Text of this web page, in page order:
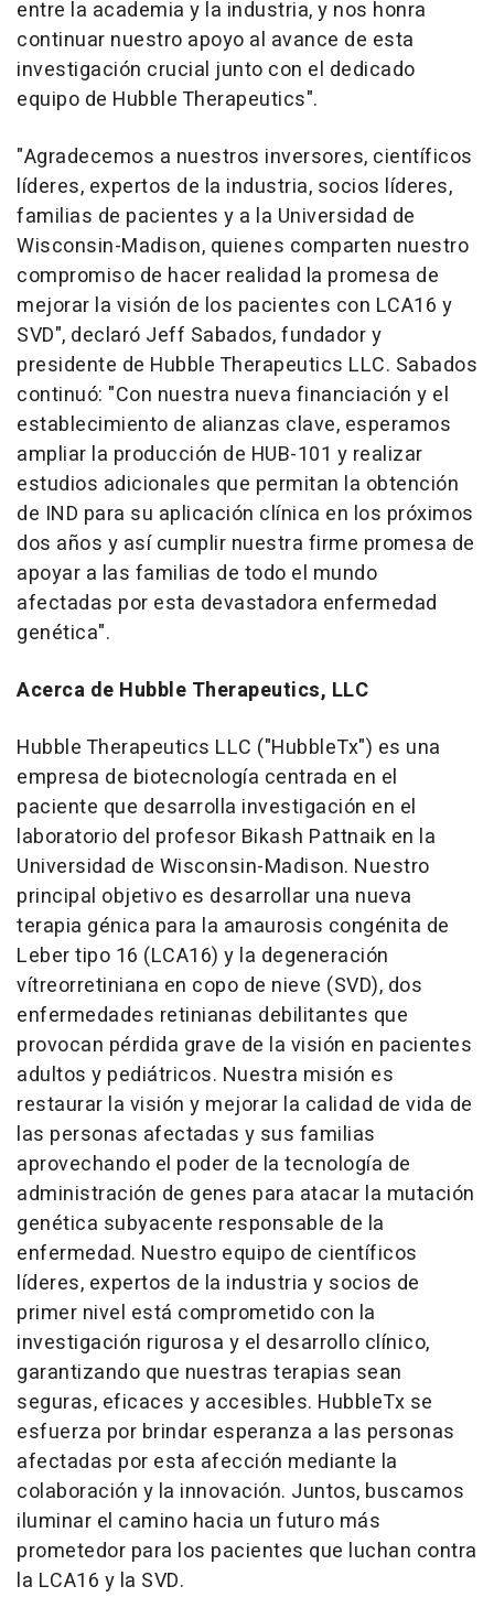
entre la academia y la industria, y nos honra
continuar nuestro apoyo al avance de esta
investigación crucial junto con el dedicado
equipo de Hubble Therapeutics".
"Agradecemos a nuestros inversores, científicos
líderes, expertos de la industria, socios líderes,
familias de pacientes y a la Universidad de
Wisconsin-Madison, quienes comparten nuestro
compromiso de hacer realidad la promesa de
mejorar la visión de los pacientes con LCA16 y
SVD", declaró Jeff Sabados, fundador y
presidente de Hubble Therapeutics LLC. Sabados
continuó: "Con nuestra nueva financiación y el
establecimiento de alianzas clave, esperamos
ampliar la producción de HUB-101 y realizar
estudios adicionales que permitan la obtención
de IND para su aplicación clínica en los próximos
dos años y así cumplir nuestra firme promesa de
apoyar a las familias de todo el mundo
afectadas por esta devastadora enfermedad
genética".
Acerca de Hubble Therapeutics, LLC
Hubble Therapeutics LLC ("HubbleTx") es una
empresa de biotecnología centrada en el
paciente que desarrolla investigación en el
laboratorio del profesor Bikash Pattnaik en la
Universidad de Wisconsin-Madison. Nuestro
principal objetivo es desarrollar una nueva
terapia génica para la amaurosis congénita de
Leber tipo 16 (LCA16) y la degeneración
vítreorretiniana en copo de nieve (SVD), dos
enfermedades retinianas debilitantes que
provocan pérdida grave de la visión en pacientes
adultos y pediátricos. Nuestra misión es
restaurar la visión y mejorar la calidad de vida de
las personas afectadas y sus familias
aprovechando el poder de la tecnología de
administración de genes para atacar la mutación
genética subyacente responsable de la
enfermedad. Nuestro equipo de científicos
líderes, expertos de la industria y socios de
primer nivel está comprometido con la
investigación rigurosa y el desarrollo clínico,
garantizando que nuestras terapias sean
seguras, eficaces y accesibles. HubbleTx se
esfuerza por brindar esperanza a las personas
afectadas por esta afección mediante la
colaboración y la innovación. Juntos, buscamos
iluminar el camino hacia un futuro más
prometedor para los pacientes que luchan contra
la LCA16 y la SVD.